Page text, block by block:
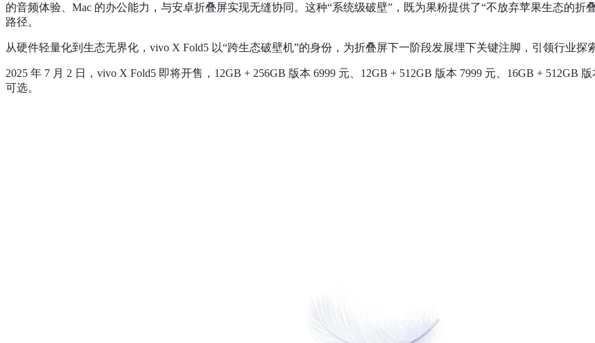
的音频体验、Mac 的办公能力，与安卓折叠屏实现无缝协同。这种“系统级破壁”，既为果粉提供了“不放弃苹果生态的
路径。
从硬件轻量化到生态无界化，vivo X Fold5 以“跨生态破壁机”的身份，为折叠屏下一阶段发展埋下关键注脚，引领行业探
2025 年 7 月 2 日，vivo X Fold5 即将开售，12GB + 256GB 版本 6999 元、12GB + 512GB 版本 7999 元、16GB + 512GB
可选。